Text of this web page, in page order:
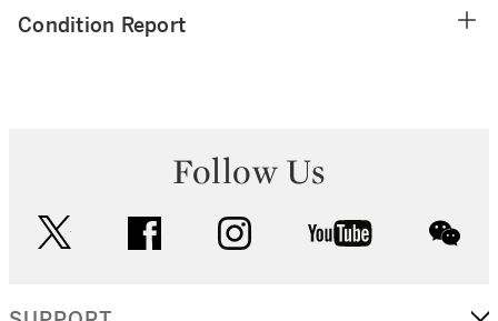
Condition Report
Follow Us
facebook instagram youtube